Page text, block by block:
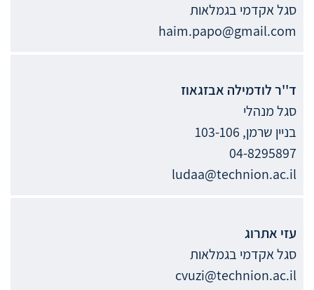
סגל אקדמי בגמלאות
haim.papo@gmail.com
ד''רלודמילה אבזגאוז
סגל מנהלי
בניין שרמן, 103-106
04-8295897
ludaa@technion.ac.il
עזי אתרוג
סגל אקדמי בגמלאות
cvuzi@technion.ac.il